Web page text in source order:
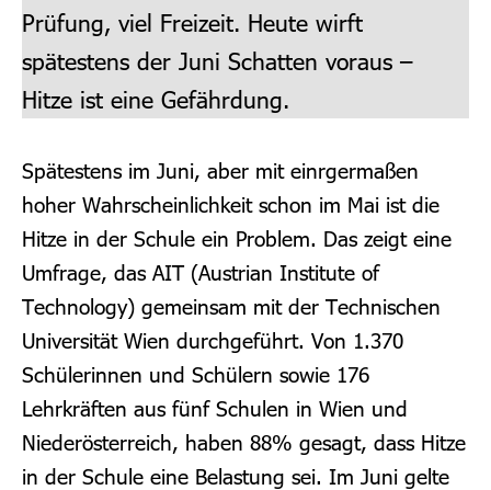
Prüfung, viel Freizeit. Heute wirft
spätestens der Juni Schatten voraus –
Hitze ist eine Gefährdung.
Spätestens im Juni, aber mit einrgermaßen
hoher Wahrscheinlichkeit schon im Mai ist die
Hitze in der Schule ein Problem. Das zeigt eine
Umfrage, das AIT (Austrian Institute of
Technology) gemeinsam mit der Technischen
Universität Wien durchgeführt. Von 1.370
Schülerinnen und Schülern sowie 176
Lehrkräften aus fünf Schulen in Wien und
Niederösterreich, haben 88% gesagt, dass Hitze
in der Schule eine Belastung sei. Im Juni gelte